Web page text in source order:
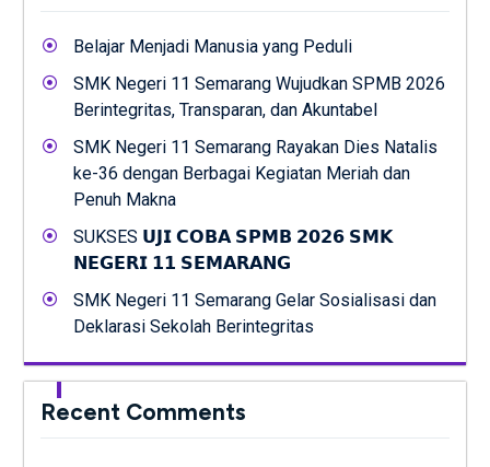
Belajar Menjadi Manusia yang Peduli
SMK Negeri 11 Semarang Wujudkan SPMB 2026
Berintegritas, Transparan, dan Akuntabel
SMK Negeri 11 Semarang Rayakan Dies Natalis
ke-36 dengan Berbagai Kegiatan Meriah dan
Penuh Makna
SUKSES 𝗨𝗝𝗜 𝗖𝗢𝗕𝗔 𝗦𝗣𝗠𝗕 𝟮𝟬𝟮𝟲 𝗦𝗠𝗞
𝗡𝗘𝗚𝗘𝗥𝗜 𝟭𝟭 𝗦𝗘𝗠𝗔𝗥𝗔𝗡𝗚
SMK Negeri 11 Semarang Gelar Sosialisasi dan
Deklarasi Sekolah Berintegritas
Recent Comments